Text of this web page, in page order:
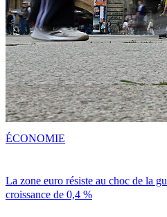
La zone euro résiste au choc de la
croissance de 0,4 %
ÉCONOMIE